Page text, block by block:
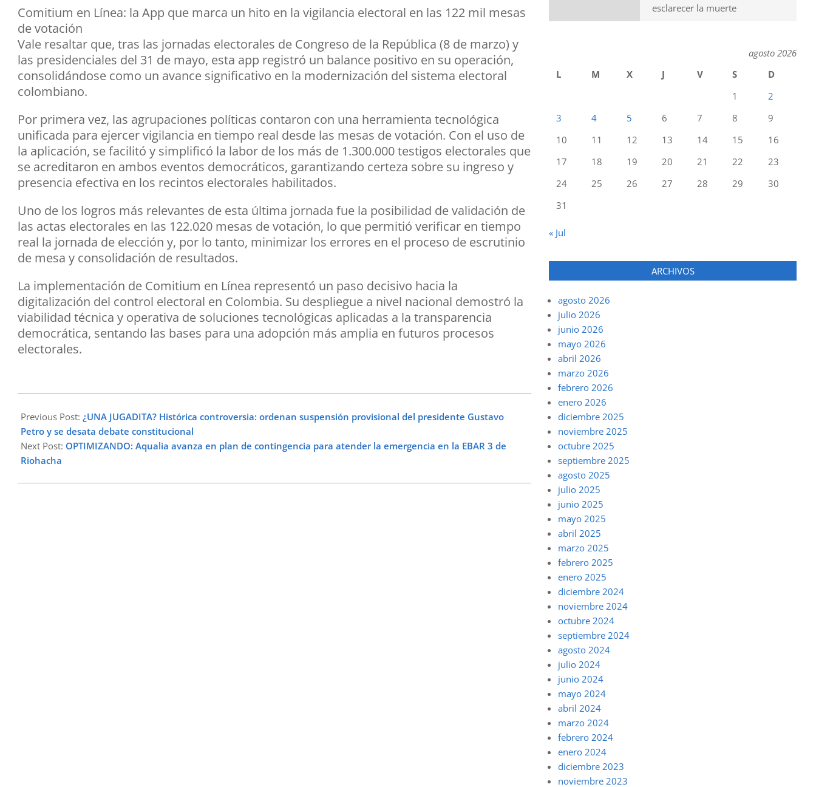
Comitium en Línea: la App que marca un hito en la vigilancia electoral en las 122 mil mesas
de votación
Vale resaltar que, tras las jornadas electorales de Congreso de la República (8 de marzo) y
las presidenciales del 31 de mayo, esta app registró un balance positivo en su operación,
consolidándose como un avance significativo en la modernización del sistema electoral
colombiano.
Por primera vez, las agrupaciones políticas contaron con una herramienta tecnológica
unificada para ejercer vigilancia en tiempo real desde las mesas de votación. Con el uso de
la aplicación, se facilitó y simplificó la labor de los más de 1.300.000 testigos electorales que
se acreditaron en ambos eventos democráticos, garantizando certeza sobre su ingreso y
presencia efectiva en los recintos electorales habilitados.
Uno de los logros más relevantes de esta última jornada fue la posibilidad de validación de
las actas electorales en las 122.020 mesas de votación, lo que permitió verificar en tiempo
real la jornada de elección y, por lo tanto, minimizar los errores en el proceso de escrutinio
de mesa y consolidación de resultados.
La implementación de Comitium en Línea representó un paso decisivo hacia la
digitalización del control electoral en Colombia. Su despliegue a nivel nacional demostró la
viabilidad técnica y operativa de soluciones tecnológicas aplicadas a la transparencia
democrática, sentando las bases para una adopción más amplia en futuros procesos
electorales.
06-
10
Previous Post: ¿UNA JUGADITA? Histórica controversia: ordenan suspensión provisional del presidente Gustavo
Petro y se desata debate constitucional
Next Post: OPTIMIZANDO: Aqualia avanza en plan de contingencia para atender la emergencia en la EBAR 3 de
Riohacha
esclarecer la muerte
agosto 2026
L
M X J V S
D
1
2
3
4 5 6 7 8
9
10
11 12 13 14 15
16
17
18 19 20 21 22
23
24
25 26 27 28 29
30
31
« Jul
ARCHIVOS
agosto 2026
julio 2026
junio 2026
mayo 2026
abril 2026
marzo 2026
febrero 2026
enero 2026
diciembre 2025
noviembre 2025
octubre 2025
septiembre 2025
agosto 2025
julio 2025
junio 2025
mayo 2025
abril 2025
marzo 2025
febrero 2025
enero 2025
diciembre 2024
noviembre 2024
octubre 2024
septiembre 2024
agosto 2024
julio 2024
junio 2024
mayo 2024
abril 2024
marzo 2024
febrero 2024
enero 2024
diciembre 2023
noviembre 2023